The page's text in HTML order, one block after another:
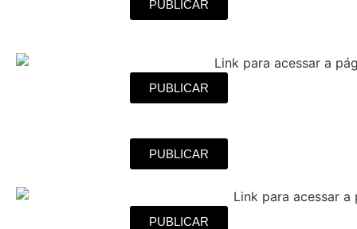
PUBLICAR
PUBLICAR
PUBLICAR
PUBLICAR